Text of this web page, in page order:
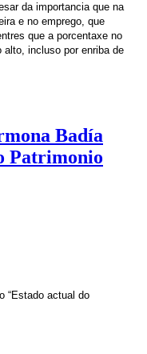
da importancia que na
e no emprego, que
que a porcentaxe no
alto, incluso por enriba de
Badía
Patrimonio
“Estado actual do